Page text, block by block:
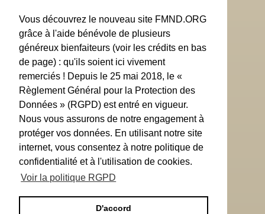
Vous découvrez le nouveau site FMND.ORG
grâce à l'aide bénévole de plusieurs
généreux bienfaiteurs (voir les crédits en bas
de page) : qu'ils soient ici vivement
remerciés ! Depuis le 25 mai 2018, le «
Règlement Général pour la Protection des
Données » (RGPD) est entré en vigueur.
Nous vous assurons de notre engagement à
protéger vos données. En utilisant notre site
internet, vous consentez à notre politique de
confidentialité et à l'utilisation de cookies.
Voir la politique RGPD
D'accord